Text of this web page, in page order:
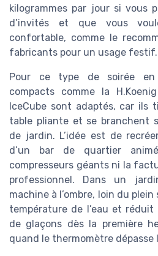
kilogrammes par jour si vous
d’invités et que vous
confortable, comme le
fabricants pour un usage festif.
Pour ce type de soirée en
compacts comme la
IceCube sont adaptés, car ils
table pliante et se branchent
de jardin. L’idée est de
d’un bar de quartier
compresseurs géants ni la
professionnel. Dans un
machine à l’ombre, loin du
température de l’eau et
de glaçons dès la première
quand le thermomètre dépasse